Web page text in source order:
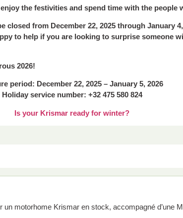
the festivities and spend time with the people
from December 22, 2025 through January
to help if you are looking to surprise someone
2026!
period: December 22, 2025 – January 5, 2026
Holiday service number: +32 475 580 824
Is your Krismar ready for winter?
un motorhome Krismar en stock, accompagné d’une